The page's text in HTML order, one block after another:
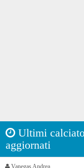
Ultimi
aggiornati
Vanegas Andrea